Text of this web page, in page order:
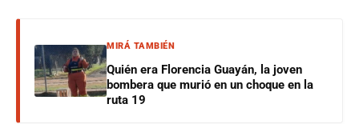
MIRÁ TAMBIÉN
Quién era Florencia Guayán, la joven
bombera que murió en un choque en la
ruta 19